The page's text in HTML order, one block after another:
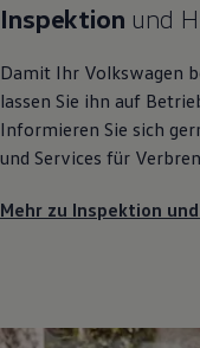
Inspektion und
Damit Ihr Volkswagen
lassen Sie ihn auf
Informieren Sie sich
und Services für
Mehr zu Inspektion und